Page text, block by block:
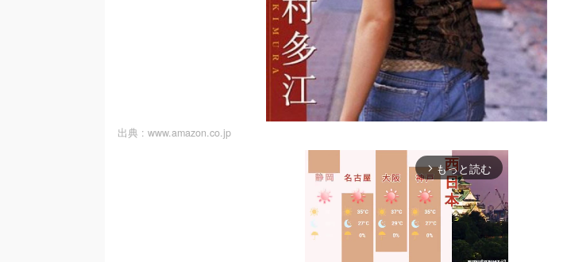
出典 : www.amazon.co.jp
arrow_forward_ios もっと読む